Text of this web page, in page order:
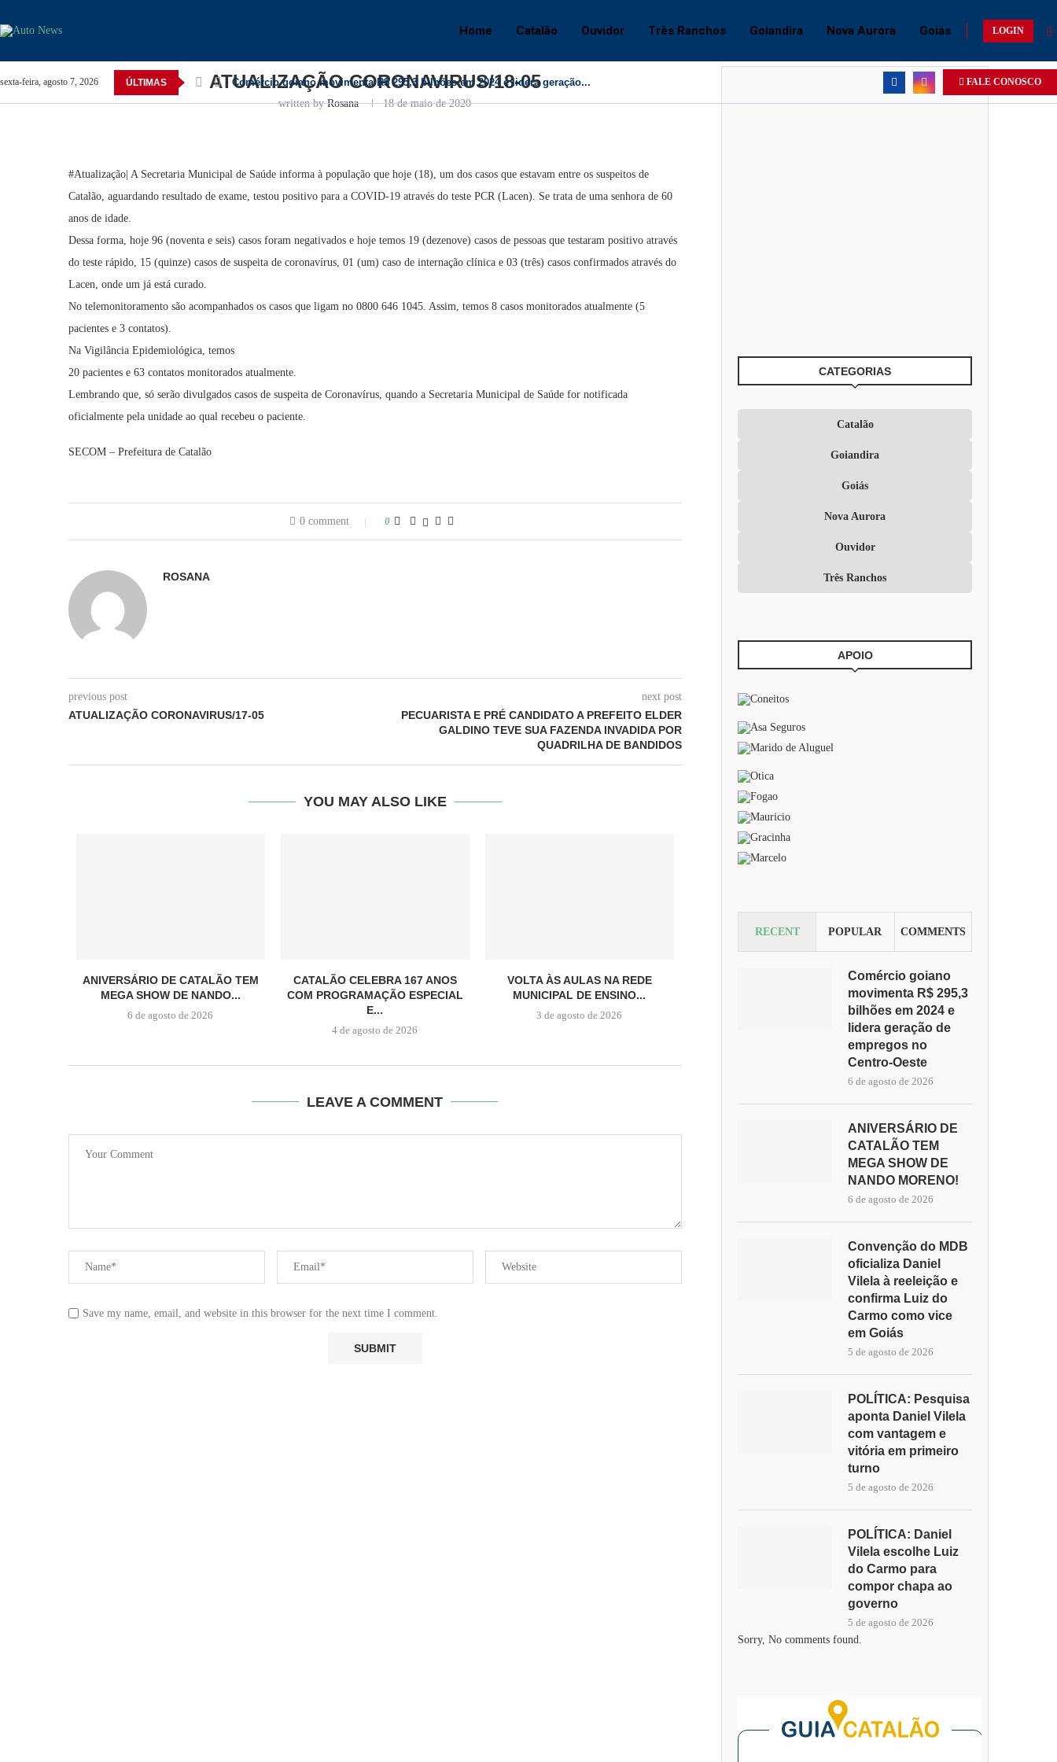
Home Catalão Ouvidor Três Ranchos Goiandira Nova Aurora Goiás LOGIN
sexta-feira, agosto 7, 2026 ÚLTIMAS Comércio goiano movimenta R$ 295,3 bilhões em 2024 e lidera geração... FALE CONOSCO
ATUALIZAÇÃO CORONAVIRUS/18-05
written byRosana 18 de maio de 2020
#Atualização| A Secretaria Municipal de Saúde informa à população que hoje (18), um dos casos que estavam entre os suspeitos de
Catalão, aguardando resultado de exame, testou positivo para a COVID-19 através do teste PCR (Lacen). Se trata de uma senhora de 60
anos de idade.
Dessa forma, hoje 96 (noventa e seis) casos foram negativados e hoje temos 19 (dezenove) casos de pessoas que testaram positivo através
do teste rápido, 15 (quinze) casos de suspeita de coronavírus, 01 (um) caso de internação clínica e 03 (três) casos confirmados através do
Lacen, onde um já está curado.
No telemonitoramento são acompanhados os casos que ligam no 0800 646 1045. Assim, temos 8 casos monitorados atualmente (5
pacientes e 3 contatos).
Na Vigilância Epidemiológica, temos
20 pacientes e 63 contatos monitorados atualmente.
Lembrando que, só serão divulgados casos de suspeita de Coronavírus, quando a Secretaria Municipal de Saúde for notificada
oficialmente pela unidade ao qual recebeu o paciente.
SECOM – Prefeitura de Catalão
0 comment 0
ROSANA
previous post
ATUALIZAÇÃO CORONAVIRUS/17-05
next post
PECUARISTA E PRÉ CANDIDATO A PREFEITO ELDER
GALDINO TEVE SUA FAZENDA INVADIDA POR
QUADRILHA DE BANDIDOS
YOU MAY ALSO LIKE
ANIVERSÁRIO DE CATALÃO TEM
MEGA SHOW DE NANDO...
6 de agosto de 2026
CATALÃO CELEBRA 167 ANOS
COM PROGRAMAÇÃO ESPECIAL
E...
4 de agosto de 2026
VOLTA ÀS AULAS NA REDE
MUNICIPAL DE ENSINO...
3 de agosto de 2026
LEAVE A COMMENT
Save my name, email, and website in this browser for the next time I comment.
CATEGORIAS
Catalão
Goiandira
Goiás
Nova Aurora
Ouvidor
Três Ranchos
APOIO
RECENT POPULAR COMMENTS
Comércio goiano
movimenta R$ 295,3
bilhões em 2024 e
lidera geração de
empregos no
Centro-Oeste
6 de agosto de 2026
ANIVERSÁRIO DE
CATALÃO TEM
MEGA SHOW DE
NANDO MORENO!
6 de agosto de 2026
Convenção do MDB
oficializa Daniel
Vilela à reeleição e
confirma Luiz do
Carmo como vice
em Goiás
5 de agosto de 2026
POLÍTICA: Pesquisa
aponta Daniel Vilela
com vantagem e
vitória em primeiro
turno
5 de agosto de 2026
POLÍTICA: Daniel
Vilela escolhe Luiz
do Carmo para
compor chapa ao
governo
5 de agosto de 2026
Sorry, No comments found.